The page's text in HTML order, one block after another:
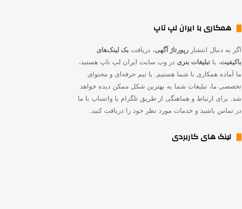
همکاری با ایران لپ تاپ
اگر به دنبال انتشاررپورتاژ آگهی، دریافت بک لینک‌های
باکیفیت، یاتبلیغات بنری در وب سایت ایران لپ تاپ هستید،
ما آماده همکاری با شما هستیم. با تیم حرفه‌ای و محتوای
تخصصی ما، تبلیغات شما به بهترین شکل ممکن دیده خواهد
شد. برای ارتباط و هماهنگی از طریق تلگرام یا واتساپ با ما
در تماس باشید و خدمات مورد نظر خود را دریافت کنید.
لینک های کاربردی